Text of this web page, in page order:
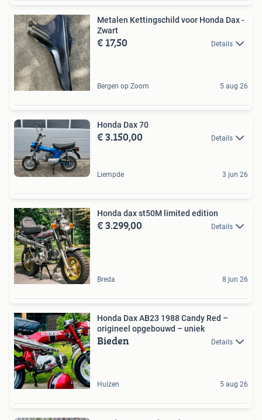
Metalen Kettingschild voor Honda Dax -
Zwart
€ 17,50 Details
Bergen op Zoom 5 aug 26
Honda Dax 70
€ 3.150,00 Details
Liempde 3 jun 26
Honda dax st50M limited edition
€ 3.299,00 Details
Breda 8 jun 26
Honda Dax AB23 1988 Candy Red –
origineel opgebouwd – uniek
Bieden Details
Huizen 5 aug 26